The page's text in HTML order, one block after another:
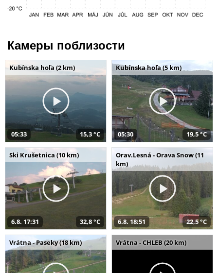
Камеры поблизости
Kubínska hoľa (2 km)
05:33 15,3 °C
Kubínska hoľa (5 km)
05:30 19,5 °C
Ski Krušetnica (10 km)
6.8. 17:31 32,8 °C
Orav.Lesná - Orava Snow (11
km)
6.8. 18:51 22,5 °C
Vrátna - Paseky (18 km) Vrátna - CHLEB (20 km)